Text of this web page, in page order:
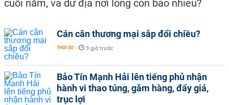
cuối năm, và dư địa nới lỏng còn bao nhiêu?
Cán cân thương mại sắp đổi chiều?
THỜI SỰ - 3 giờ trước
Bảo Tín Mạnh Hải lên tiếng phủ nhận
hành vi thao túng, găm hàng, đẩy giá,
trục lợi